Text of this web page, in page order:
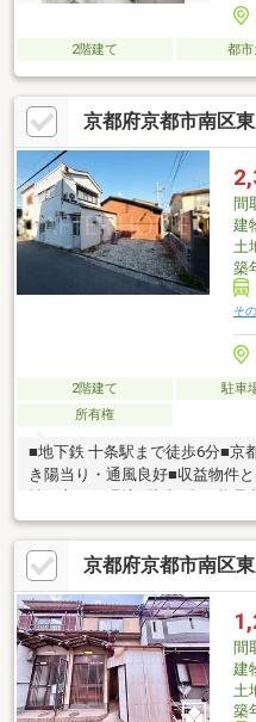
2階建て 都市
京都府京都市南区
間
建
土
築
そ
2階建て 駐車
所有権
■地下鉄 十条駅まで徒歩6分■京
き陽当り・通風良好■収益物件
性の良い住環境■駐車2台可能是
【周辺環境】ファミリーマート
丸札ノ辻店 約450mセブンイレ
伏見深草店 約1000m生鮮スー
ールKYOTO 約1500m松ノ木保
350m京都銀行東九条支店 約
京都府京都市南区
間
建
土
築